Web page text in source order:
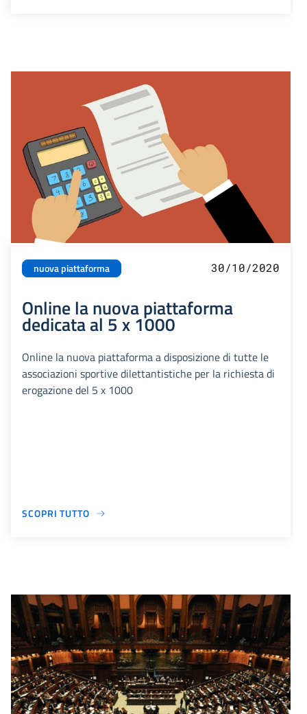
nuova piattaforma 30/10/2020
Online la nuova piattaforma
dedicata al 5 x 1000
Online la nuova piattaforma a disposizione di tutte le
associazioni sportive dilettantistiche per la richiesta di
erogazione del 5 x 1000
SCOPRI TUTTO